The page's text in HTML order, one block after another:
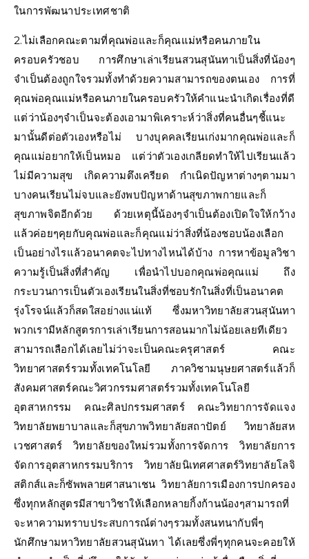
ในการพัฒนาประเทศชาติ
2.ไม่เลือกคณะตามที่คุณพ่อและก็คุณแม่หรือคนภายใน
ครอบครัวชอบ การศึกษาเล่าเรียนสวนสุนันทาเป็นสิ่งที่น้องๆ
จำเป็นต้องถูกใจรวมทั้งทำด้วยความสามารถของตนเอง การที่
คุณพ่อคุณแม่หรือคนภายในครอบครัวให้คำแนะนำเกิดเรื่องที่ดี
แต่ว่าน้องๆจำเป็นจะต้องเอามาพิเคราะห์ว่าสิ่งที่คนอื่นๆชี้แนะ
มานั้นดีต่อตัวเองหรือไม่ บางบุคคลเรียนเก่งมากคุณพ่อและก็
คุณแม่อยากให้เป็นหมอ แต่ว่าตัวเองเกลียดทำให้ไปเรียนแล้ว
ไม่มีความสุข เกิดความตึงเครียด กำเนิดปัญหาต่างๆตามมา
บางคนเรียนไม่จบและยังพบปัญหาด้านสุขภาพกายและก็
สุขภาพจิตอีกด้วย ด้วยเหตุนี้น้องๆจำเป็นต้องเปิดใจให้กว้าง
แล้วค่อยๆคุยกับคุณพ่อและก็คุณแม่ว่าสิ่งที่น้องชอบน้องเลือก
เป็นอย่างไรแล้วอนาคตจะไปทางไหนได้บ้าง การหาข้อมูลวิชา
ความรู้เป็นสิ่งที่สำคัญ เพื่อนำไปบอกคุณพ่อคุณแม่ ถึง
กระบวนการเป็นตัวเองเรียนในสิ่งที่ชอบรักในสิ่งที่เป็นอนาคต
รุ่งโรจน์แล้วก็สดใสอย่างแน่แท้ ซึ่งมหาวิทยาลัยสวนสุนันทา
พวกเรามีหลักสูตรการเล่าเรียนการสอนมากไม่น้อยเลยทีเดียว
สามารถเลือกได้เลยไม่ว่าจะเป็นคณะครุศาสตร์ คณะ
วิทยาศาสตร์รวมทั้งเทคโนโลยี ภาควิชามนุษยศาสตร์แล้วก็
สังคมศาสตร์คณะวิศวกรรมศาสตร์รวมทั้งเทคโนโลยี
อุตสาหกรรม คณะศิลปกรรมศาสตร์ คณะวิทยาการจัดแจง
วิทยาลัยพยาบาลและก็สุขภาพวิทยาลัยสถาปัตย์ วิทยาลัยสห
เวชศาสตร์ วิทยาลัยของใหม่รวมทั้งการจัดการ วิทยาลัยการ
จัดการอุตสาหกรรมบริการ วิทยาลัยนิเทศศาสตร์วิทยาลัยโลจิ
สติกส์และก็ซัพพลายศาสนาเชน วิทยาลัยการเมืองการปกครอง
ซึ่งทุกหลักสูตรมีสาขาวิชาให้เลือกหลายกิ้งก้านน้องๆสามารถที่
จะหาความทราบประสบการณ์ต่างๆรวมทั้งสนทนากับพี่ๆ
นักศึกษามหาวิทยาลัยสวนสุนันทา ได้เลยซึ่งพี่ๆทุกคนจะคอยให้